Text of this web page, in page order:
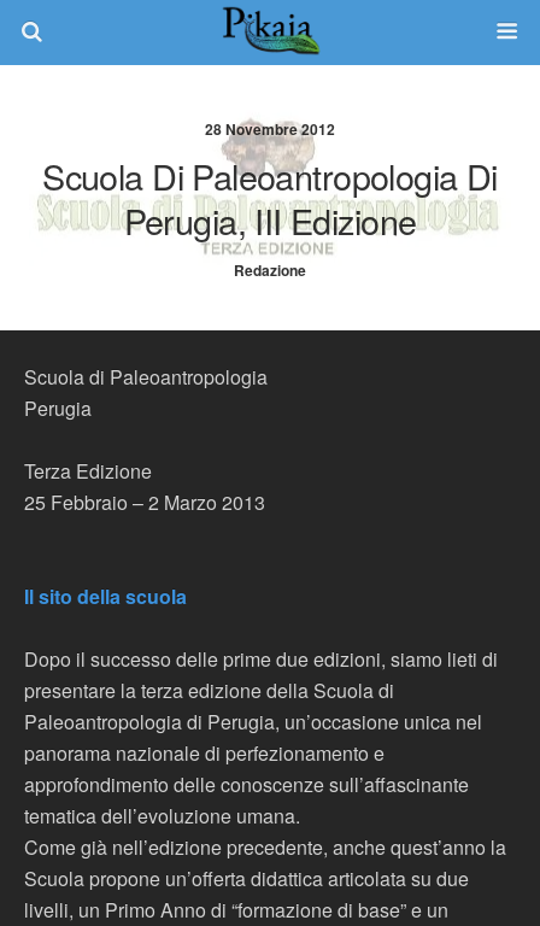
28 Novembre 2012
Scuola Di Paleoantropologia Di
Perugia, III Edizione
Redazione
Scuola di Paleoantropologia
Perugia
Terza Edizione
25 Febbraio – 2 Marzo 2013
Il sito della scuola
Dopo il successo delle prime due edizioni, siamo lieti di
presentare la terza edizione della Scuola di
Paleoantropologia di Perugia, un’occasione unica nel
panorama nazionale di perfezionamento e
approfondimento delle conoscenze sull’affascinante
tematica dell’evoluzione umana.
Come già nell’edizione precedente, anche quest’anno la
Scuola propone un’offerta didattica articolata su due
livelli, un Primo Anno di “formazione di base” e un